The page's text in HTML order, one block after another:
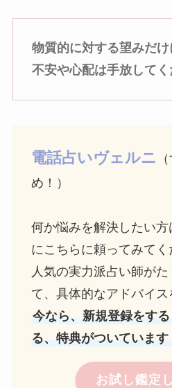
物質的に対する望みだけ
不安や心配は手放して
電話占いヴェルニ
め！）
何か悩みを解決したい
にこちらに頼ってみてく
人気の実力派占い師が
て、具体的なアドバイス
今なら、新規登録をす
る、特典がついています
お試し鑑定